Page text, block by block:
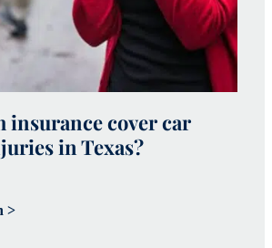
insurance cover car
in Texas?
>